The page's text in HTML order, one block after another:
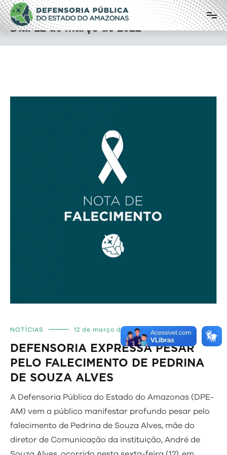
Pular
para
o
conteúdo
Defensoria Pública do Estado do
Amazonas
Dia:12 de março de 2022
NOTÍCIAS 12 de março de 2022
DEFENSORIA EXPRESSA PESAR
PELO FALECIMENTO DE PEDRINA
DE SOUZA ALVES
A Defensoria Pública do Estado do Amazonas (DPE-
AM) vem a público manifestar profundo pesar pelo
falecimento de Pedrina de Souza Alves, mãe do
diretor de Comunicação da instituição, André de